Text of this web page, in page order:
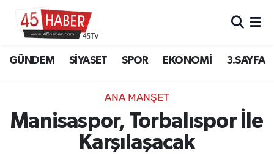
GÜNDEM SİYASET SPOR EKONOMİ 3.SAYFA
ANA MANŞET
Manisaspor, Torbalıspor İle
Karşılaşacak
SİYASET
SPOR
Manisa Hava Durumu
Manisa Namaz Vakitleri
Manisa Trafik Yoğunluk Haritası